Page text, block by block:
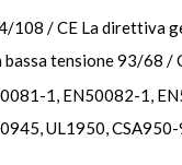
108 / CE La direttiva
bassa tensione 93/68 /
1, EN50082-1,
UL1950,